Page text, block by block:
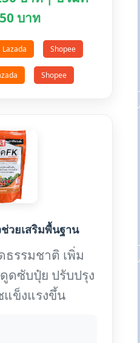
บาท
Lazada Shopee
Shopee
วยเสริมพื้นฐาน
รรมชาติ เพิ่ม
ดซับปุ๋ย ปรับปรุง
ข็งแรงขึ้น